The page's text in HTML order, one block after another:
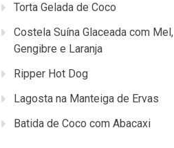
Torta Gelada de Coco
Costela Suína Glaceada com Mel,
Gengibre e Laranja
Ripper Hot Dog
Lagosta na Manteiga de Ervas
Batida de Coco com Abacaxi